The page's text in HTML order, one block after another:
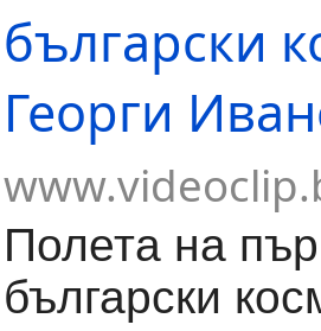
български
Георги
Полета на
български